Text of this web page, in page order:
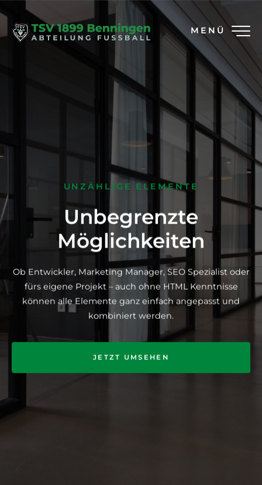
MENÜ
UNZÄHLIGE ELEMENTE
Unbegrenzte
Möglichkeiten
Ob Entwickler, Marketing Manager, SEO Spezialist oder
fürs eigene Projekt – auch ohne HTML Kenntnisse
können alle Elemente ganz einfach angepasst und
kombiniert werden.
JETZT UMSEHEN